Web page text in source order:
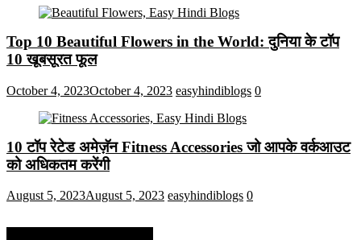
Top 10 Beautiful Flowers in the World: दुनिया के टॉप
10 खूबसूरत फूल
October 4, 2023October 4, 2023 easyhindiblogs 0
10 टॉप रेटेड अमेज़ॅन Fitness Accessories जो आपके वर्कआउट
को अधिकतम करेंगी
August 5, 2023August 5, 2023 easyhindiblogs 0